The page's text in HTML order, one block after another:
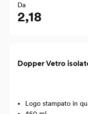
Da
2,18
Dopper Vetro
Logo stampato in